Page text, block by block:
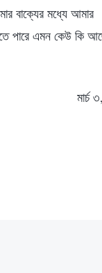
বাক্যের মধ্যে আমার
পারে এমন কেউ কি
মার্চ